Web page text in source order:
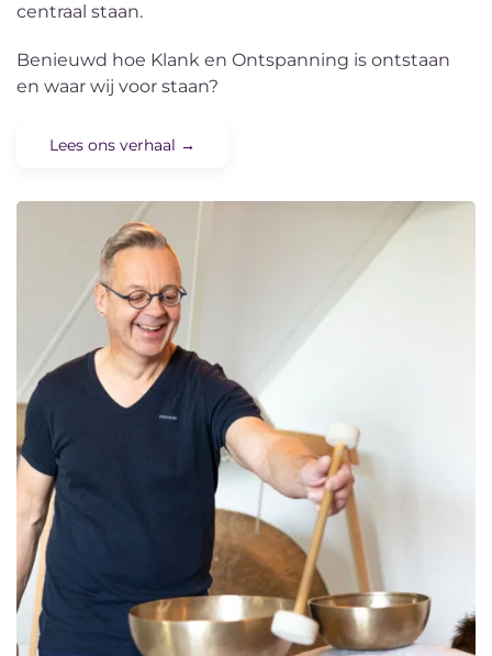
centraal staan.
Benieuwd hoe Klank en Ontspanning is ontstaan
en waar wij voor staan?
Lees ons verhaal →